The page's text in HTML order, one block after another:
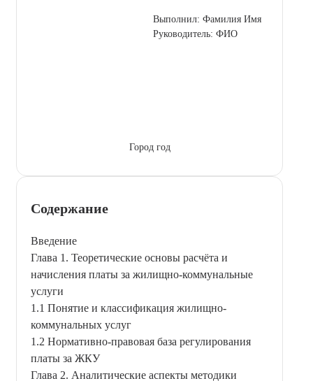
Выполнил: Фамилия Имя
Руководитель: ФИО
Город год
Содержание
Введение
Глава 1. Теоретические основы расчёта и
начисления платы за жилищно-коммунальные
услуги
1.1 Понятие и классификация жилищно-
коммунальных услуг
1.2 Нормативно-правовая база регулирования
платы за ЖКУ
Глава 2. Аналитические аспекты методики